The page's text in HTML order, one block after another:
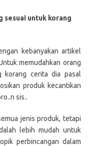
sesuai untuk korang
kebanyakan artikel
memudahkan orang
korang cerita dia pasal
produk kecantikan
sis..
jenis produk, tetapi
lebih mudah untuk
perbincangan dalam